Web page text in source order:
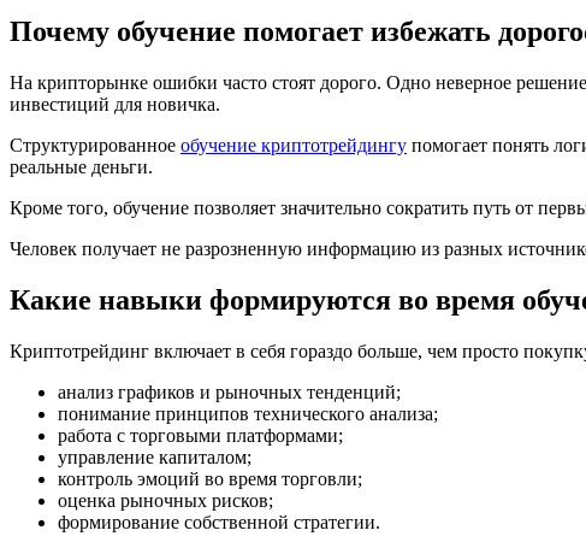
Почему обучение помогает избежать
На крипторынке ошибки часто стоят дорого. Одно неверное
инвестиций для новичка.
Структурированное обучение криптотрейдингу помогает понять
реальные деньги.
Кроме того, обучение позволяет значительно сократить путь от
Человек получает не разрозненную информацию из разных
Какие навыки формируются во время
Криптотрейдинг включает в себя гораздо больше, чем просто
анализ графиков и рыночных тенденций;
понимание принципов технического анализа;
работа с торговыми платформами;
управление капиталом;
контроль эмоций во время торговли;
оценка рыночных рисков;
формирование собственной стратегии.